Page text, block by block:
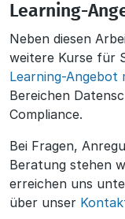
Learning-
Neben diesen
weitere Kurse für
Learning-Angebot
Bereichen
Compliance.
Bei Fragen,
Beratung stehen
erreichen uns
über unser